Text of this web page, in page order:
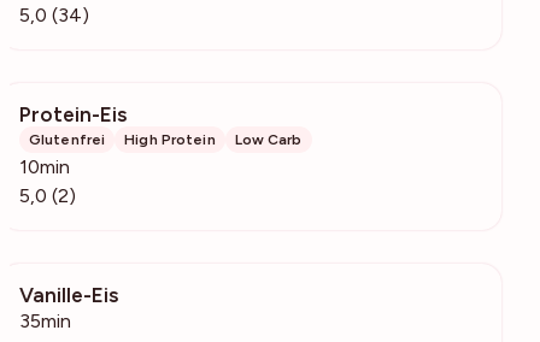
5,0 (34)
Protein-Eis
Glutenfrei High Protein Low Carb
10min
5,0 (2)
Vanille-Eis
35min